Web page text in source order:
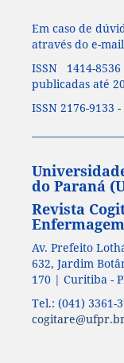
Em caso de
através do e-
ISSN 1414-
publicadas até
ISSN 2176-9133
do Paraná
Revista
Enfermagem
Av. Prefeito
632, Jardim
170 | Curitiba -
Tel.: (041) 3361-